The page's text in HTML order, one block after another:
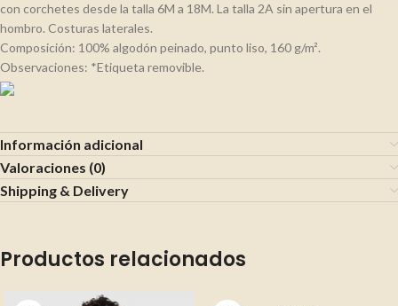
con corchetes desde la talla 6M a 18M. La talla 2A sin apertura en el
hombro. Costuras laterales.
Composición: 100% algodón peinado, punto liso, 160 g/m².
Observaciones: *Etiqueta removible.
Información adicional
Valoraciones (0)
Shipping & Delivery
Productos relacionados